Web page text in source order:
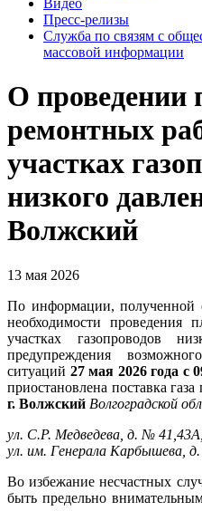
Видео
Пресс-релизы
Служба по связям с
массовой информации
О проведении
ремонтных
участках
низкого
Волжский
13 мая 2026
По информации,
необходимости проведения
участках газопроводов
предупреждения
ситуаций 27 мая 2026 года с
приостановлена поставка
г. Волжский Волгоградской
ул. С.Р. Медведева, д. №
ул. им. Генерала Карбышева,
Во избежание несчастных
быть предельно